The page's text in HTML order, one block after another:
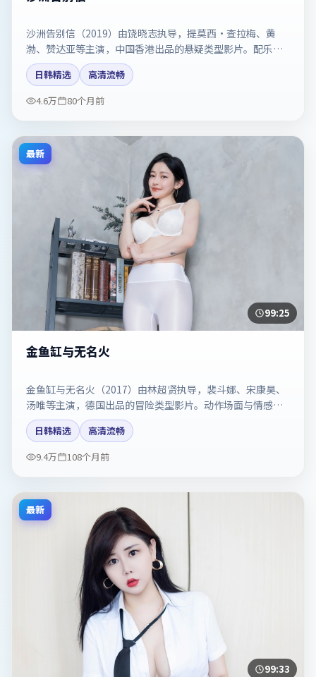
沙洲告别信（2019）由饶晓志执导，提莫西·查拉梅、黄
渤、赞达亚等主演，中国香港出品的悬疑类型影片。配乐与
剪辑强化了宿命感。剧情简介与主创信息可供检索参考，上
映日期以片方资料为准。
日韩精选
高清流畅
4.6万
80个月前
最新
99:25
金鱼缸与无名火
金鱼缸与无名火（2017）由林超贤执导，裴斗娜、宋康昊、
汤唯等主演，德国出品的冒险类型影片。动作场面与情感戏
比例拿捏得当。剧情简介与主创信息可供检索参考，上映日
期以片方资料为准。
日韩精选
高清流畅
9.4万
108个月前
最新
99:33